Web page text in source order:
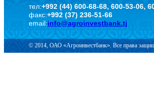
тел:+992 (44) 600-68-68, 600-53-06,
факс:+992 (37) 236-51-66
email:info@agroinvestbank.tj
© 2014, ОАО «Агроинвестбанк». Все права